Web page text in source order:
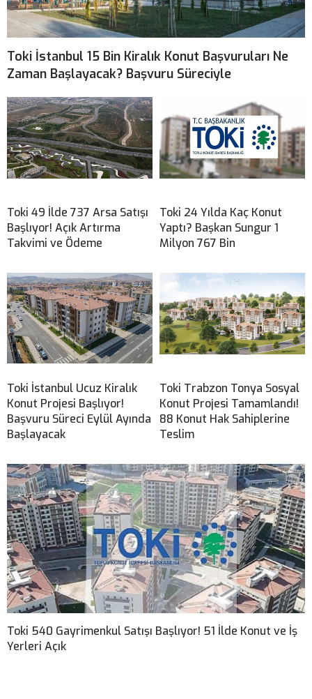
Toki İstanbul 15 Bin Kiralık Konut Başvuruları Ne
Zaman Başlayacak? Başvuru Süreciyle
Toki 49 İlde 737 Arsa Satışı
Başlıyor! Açık Artırma
Takvimi ve Ödeme
Toki 24 Yılda Kaç Konut
Yaptı? Başkan Sungur 1
Milyon 767 Bin
Toki İstanbul Ucuz Kiralık
Konut Projesi Başlıyor!
Başvuru Süreci Eylül Ayında
Başlayacak
Toki Trabzon Tonya Sosyal
Konut Projesi Tamamlandı!
88 Konut Hak Sahiplerine
Teslim
Toki 540 Gayrimenkul Satışı Başlıyor! 51 İlde Konut ve İş
Yerleri Açık